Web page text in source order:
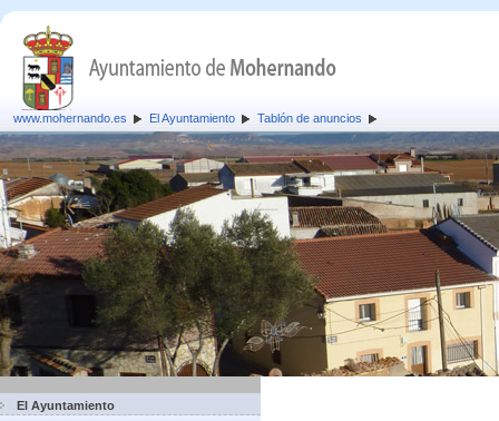
www.mohernando.es El Ayuntamiento Tablón de anuncios
El Ayuntamiento